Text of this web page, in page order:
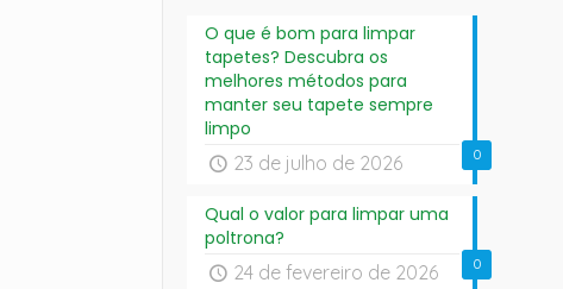
0
O que é bom para limpar
tapetes? Descubra os
melhores métodos para
manter seu tapete sempre
limpo
23 de julho de 2026
0
Qual o valor para limpar uma
poltrona?
24 de fevereiro de 2026